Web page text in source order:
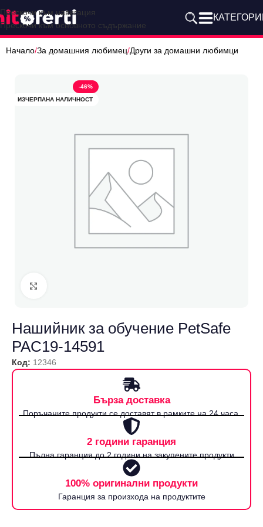
Прескочи към навигация
Прескочи към основното съдържание
Начало/За домашния любимец/Други за домашни любимци
-46%
ИЗЧЕРПАНА НАЛИЧНОСТ
Нашийник за обучение PetSafe
‎PAC19-14591
Код: 12346
Бърза доставка
Поръчаните продукти се доставят в рамките на 24 часа.
2 години гаранция
Пълна гаранция до 2 години на закупените продукти
100% оригинални продукти
Гаранция за произхода на продуктите